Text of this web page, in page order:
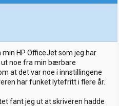
HP OfficeJet som jeg har
noe fra min bærbare
at det var noe i innstillingene
har funket lytefritt i flere år.
fant jeg ut at skriveren hadde